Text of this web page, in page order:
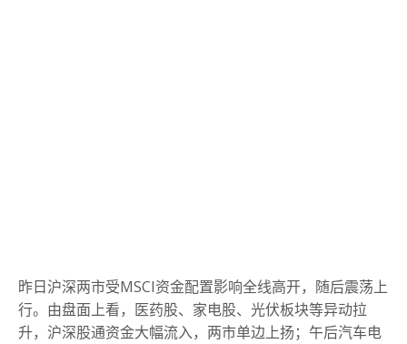
昨日沪深两市受MSCI资金配置影响全线高开，随后震荡上
行。 由盘面上看，医药股、家电股、光伏板块等异动拉
升，沪深股通资金大幅流入，两市单边上扬； 午后汽车电